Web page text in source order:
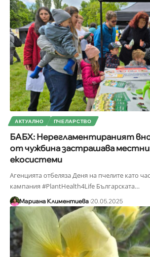
АКТУАЛНО ПЧЕЛАРСТВО
БАБХ: Нерегламентираният
от чужбина застрашава
екосистеми
Агенцията отбеляза Деня на пчелите като
кампания #PlantHealth4Life Българската…
Мариана Климентиева 20.05.2025